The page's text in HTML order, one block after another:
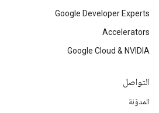
Google Developer Experts
Accelerators
Google Cloud & NVIDIA
التواصل
المدوّنة